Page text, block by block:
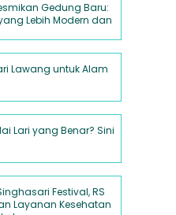
Gedung Baru:
Lebih Modern dan
Lawang untuk Alam
Lari yang Benar? Sini
Festival, RS
Layanan Kesehatan